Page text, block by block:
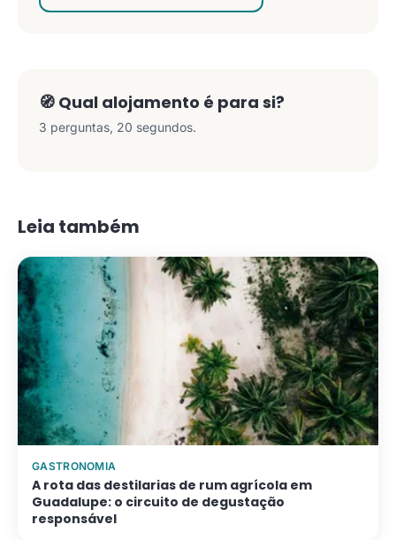
🧭 Qual alojamento é para si?
3 perguntas, 20 segundos.
Leia também
GASTRONOMIA
A rota das destilarias de rum agrícola em
Guadalupe: o circuito de degustação
responsável